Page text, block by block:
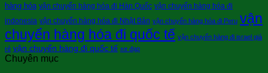
hàng hóa vận chuyển hàng hóa đi Hàn Quốc vận chuyển hàng hóa đi
indonesia vận chuyển hàng hóa đi Nhật Bản vận chuyển hàng hóa đi Peru vận
chuyển hàng hóa đi quốc tế vận chuyển hàng đi israel giá
rẻ vận chuyển hàng đi quốc tế xe đạp
Chuyên mục